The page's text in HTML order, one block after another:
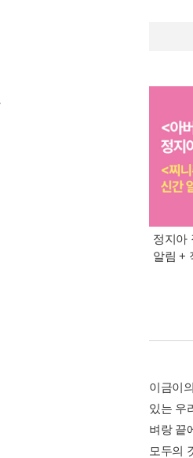
정지아
알림 +
이금이
있는 우
벼랑 끝
모두의